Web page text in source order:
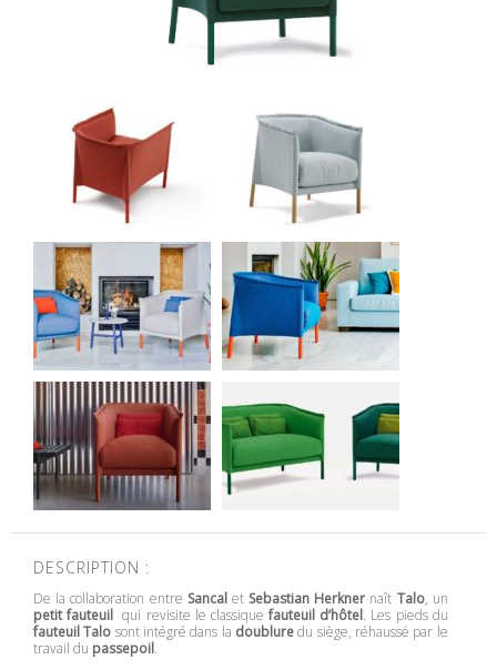
DESCRIPTION :
De la collaboration entre Sancalet Sebastian Herkner naît Talo, un
petit fauteuil qui revisite le classiquefauteuil d’hôtel. Les pieds du
fauteuil Talo sont intégré dans la doubluredu siège, réhaussé par le
travail du passepoil.